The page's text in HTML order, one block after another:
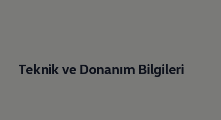
Teknik ve Donanım Bilgileri